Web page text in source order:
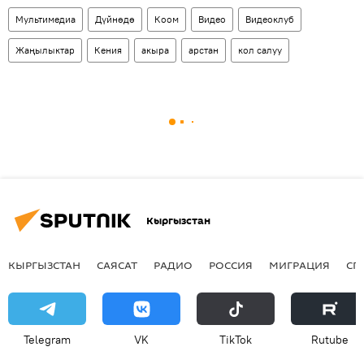
Мультимедиа Дүйнөдө Коом Видео Видеоклуб
Жаңылыктар Кения акыра арстан кол салуу
Кыргызстан
КЫРГЫЗСТАН САЯСАТ РАДИО РОССИЯ МИГРАЦИЯ
Telegram VK ТikТоk Rutube